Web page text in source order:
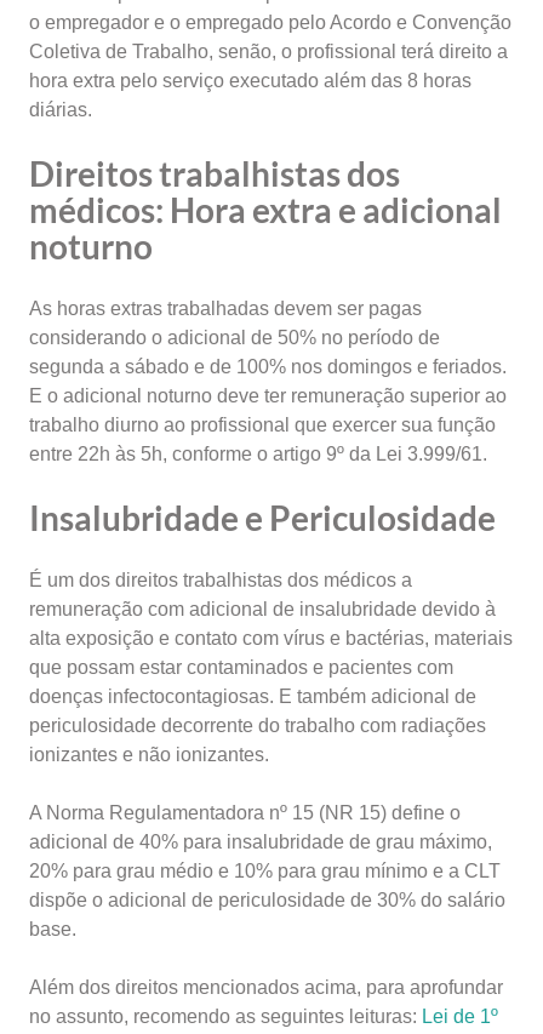
o empregador e o empregado pelo Acordo e Convenção
Coletiva de Trabalho, senão, o profissional terá direito a
hora extra pelo serviço executado além das 8 horas
diárias.
Direitos trabalhistas dos
médicos: Hora extra e adicional
noturno
As horas extras trabalhadas devem ser pagas
considerando o adicional de 50% no período de
segunda a sábado e de 100% nos domingos e feriados.
E o adicional noturno deve ter remuneração superior ao
trabalho diurno ao profissional que exercer sua função
entre 22h às 5h, conforme o artigo 9º da Lei 3.999/61.
Insalubridade e Periculosidade
É um dos direitos trabalhistas dos médicos a
remuneração com adicional de insalubridade devido à
alta exposição e contato com vírus e bactérias, materiais
que possam estar contaminados e pacientes com
doenças infectocontagiosas. E também adicional de
periculosidade decorrente do trabalho com radiações
ionizantes e não ionizantes.
A Norma Regulamentadora nº 15 (NR 15) define o
adicional de 40% para insalubridade de grau máximo,
20% para grau médio e 10% para grau mínimo e a CLT
dispõe o adicional de periculosidade de 30% do salário
base.
Além dos direitos mencionados acima, para aprofundar
no assunto, recomendo as seguintes leituras: Lei de 1º